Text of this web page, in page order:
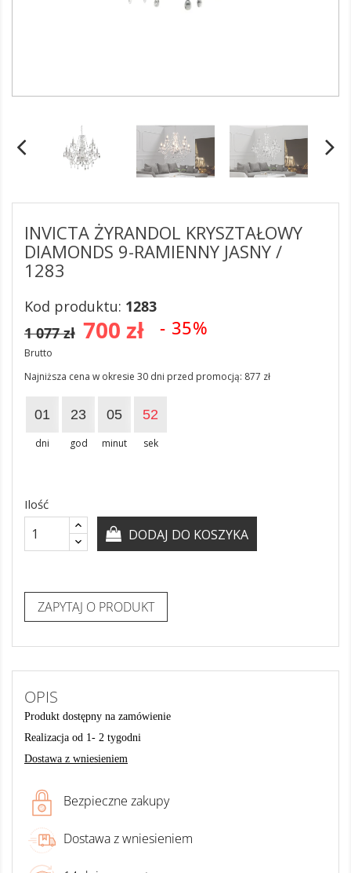
OPIS
Produkt dostępny na zamówienie
Realizacja od 1- 2 tygodni
Dostawa z wniesieniem
Bezpieczne zakupy
Dostawa z wniesieniem
INVICTA ŻYRANDOL KRYSZTAŁOWY
DIAMONDS 9-RAMIENNY JASNY /
1283
Kod produktu: 1283
700 zł - 35%
1 077 zł
Brutto
Najniższa cena w okresie 30 dni przed promocją: 877 zł
01
dni
23
god
05
minut
52
sek
Ilość
DODAJ DO KOSZYKA
ZAPYTAJ O PRODUKT